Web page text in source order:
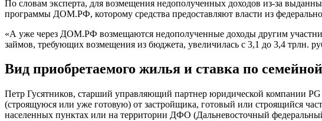
По словам эксперта, для возмещения недополученных доходов из-за
программы ДОМ.РФ, которому средства предоставляют власти из
«А уже через ДОМ.РФ возмещаются недополученные доходы другим
займов, требующих возмещения из бюджета, увеличилась с 3,1 до 3,4 трлн.
Вид приобретаемого жилья и ставка по
Петр Гусятников, старший управляющий партнер юридической компании
(строящуюся или уже готовую) от застройщика, готовый или строящийся
населенных пунктах или на территории ДФО (Дальневосточный